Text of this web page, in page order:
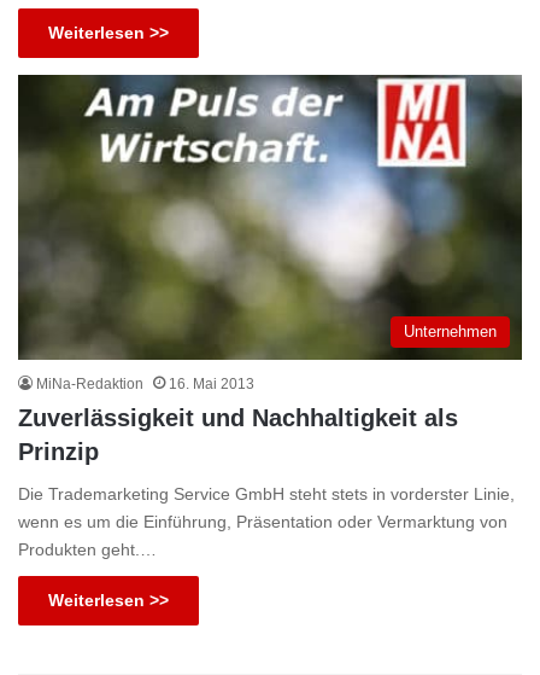
Weiterlesen >>
Unternehmen
MiNa-Redaktion 16. Mai 2013
Zuverlässigkeit und Nachhaltigkeit als
Prinzip
Die Trademarketing Service GmbH steht stets in vorderster Linie,
wenn es um die Einführung, Präsentation oder Vermarktung von
Produkten geht.…
Weiterlesen >>